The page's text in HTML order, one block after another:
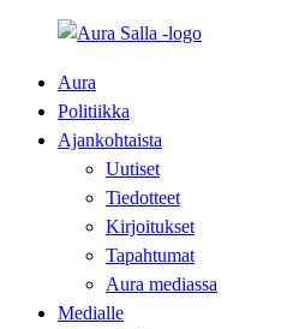
Aura
Politiikka
Ajankohtaista
Uutiset
Tiedotteet
Kirjoitukset
Tapahtumat
Aura mediassa
Medialle